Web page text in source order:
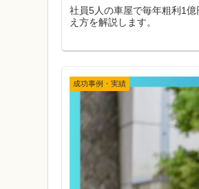
社員5人の車屋で毎年粗利1
え方を解説します。
成功事例・実績